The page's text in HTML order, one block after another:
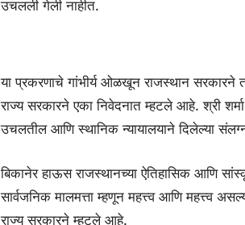
उचलली गेली नाहीत.
या प्रकरणाचे गांभीर्य ओळखून राजस्थान सरकारने
राज्य सरकारने एका निवेदनात म्हटले आहे. श्री शर्मा
उचलतील आणि स्थानिक न्यायालयाने दिलेल्या
बिकानेर हाऊस राजस्थानच्या ऐतिहासिक आणि
सार्वजनिक मालमत्ता म्हणून महत्त्व आणि महत्त्व
राज्य सरकारने म्हटले आहे.